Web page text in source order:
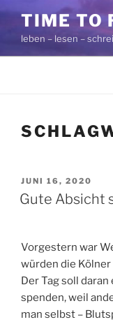
Zum
Inhalt
springen
TIME TO
leben – lesen –
VERÖFFENTLICHT
AM
JUNI 16, 2020
Gute Absicht
Vorgestern war
würden die
Der Tag soll
spenden, weil
man selbst –